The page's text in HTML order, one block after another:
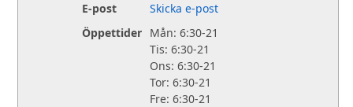
E-post
Skicka e-post
Öppettider Mån: 6:30-21
Tis: 6:30-21
Ons: 6:30-21
Tor: 6:30-21
Fre: 6:30-21